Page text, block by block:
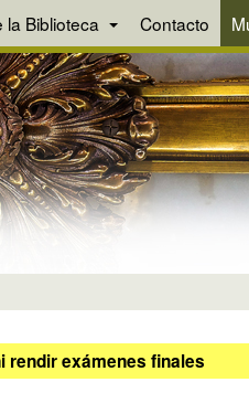
la Biblioteca Contacto
rendir exámenes finales